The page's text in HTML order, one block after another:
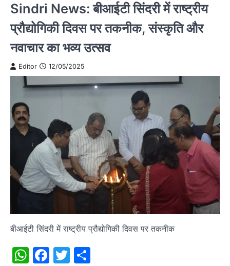
Sindri News: बीआईटी सिंदरी में राष्ट्रीय
प्रौद्योगिकी दिवस पर तकनीक, संस्कृति और
नवाचार का भव्य उत्सव
Editor 12/05/2025
बीआईटी सिंदरी में राष्ट्रीय प्रौद्योगिकी दिवस पर तकनीक
WhatsApp
Facebook
Twitter